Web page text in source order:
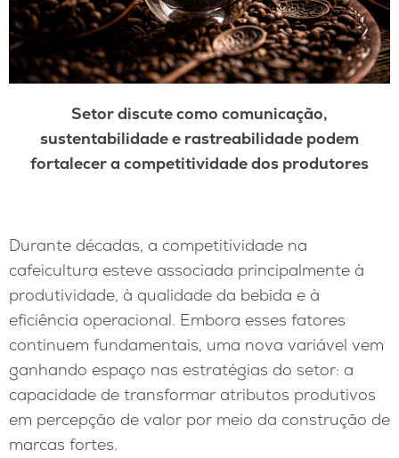
Setor discute como comunicação,
sustentabilidade e rastreabilidade podem
fortalecer a competitividade dos produtores
Durante décadas, a competitividade na
cafeicultura esteve associada principalmente à
produtividade, à qualidade da bebida e à
eficiência operacional. Embora esses fatores
continuem fundamentais, uma nova variável vem
ganhando espaço nas estratégias do setor: a
capacidade de transformar atributos produtivos
em percepção de valor por meio da construção de
marcas fortes.